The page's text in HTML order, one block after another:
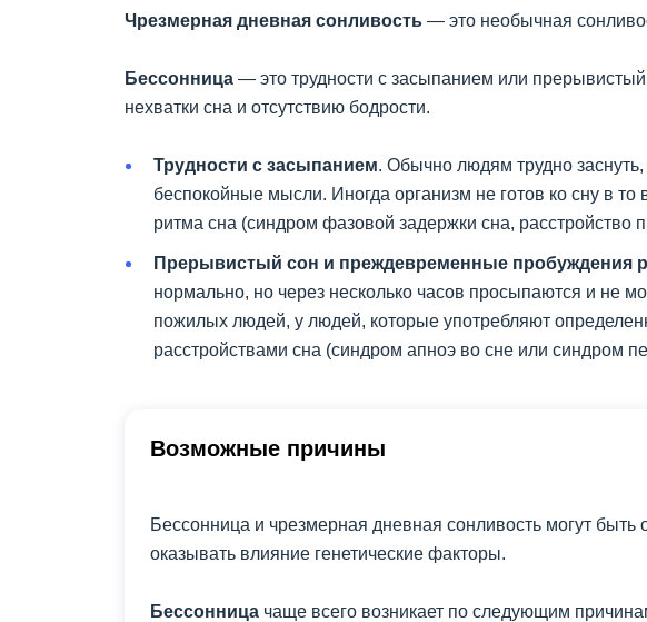
Чрезмерная дневная сонливость — это необычная
Бессонница — это трудности с засыпанием или
нехватки сна и отсутствию бодрости.
Трудности с засыпанием. Обычно людям трудно
беспокойные мысли. Иногда организм не готов ко сну в
ритма сна (синдром фазовой задержки сна,
Прерывистый сон и преждевременные пробуждения
нормально, но через несколько часов просыпаются и не
пожилых людей, у людей, которые употребляют
расстройствами сна (синдром апноэ во сне или синдром
Возможные причины
Бессонница и чрезмерная дневная сонливость могут
оказывать влияние генетические факторы.
Бессонница чаще всего возникает по следующим